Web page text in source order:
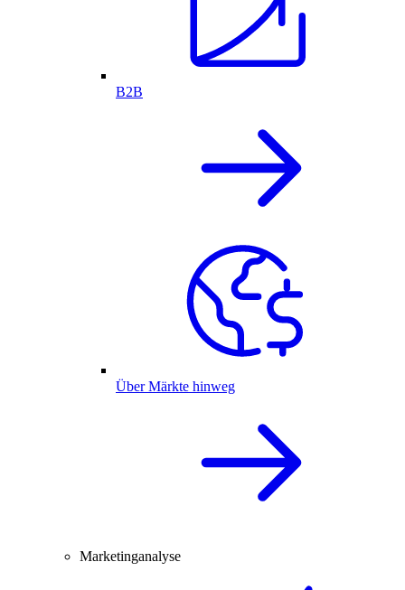
B2B
Über Märkte hinweg
Marketinganalyse